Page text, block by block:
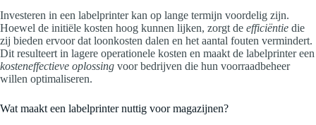
Investeren in een labelprinter kan op lange termijn voordelig zijn.
Hoewel de initiële kosten hoog kunnen lijken, zorgt de efficiëntie die
zij bieden ervoor dat loonkosten dalen en het aantal fouten vermindert.
Dit resulteert in lagere operationele kosten en maakt de labelprinter een
kosteneffectieve oplossing voor bedrijven die hun voorraadbeheer
willen optimaliseren.
Wat maakt een labelprinter nuttig voor magazijnen?